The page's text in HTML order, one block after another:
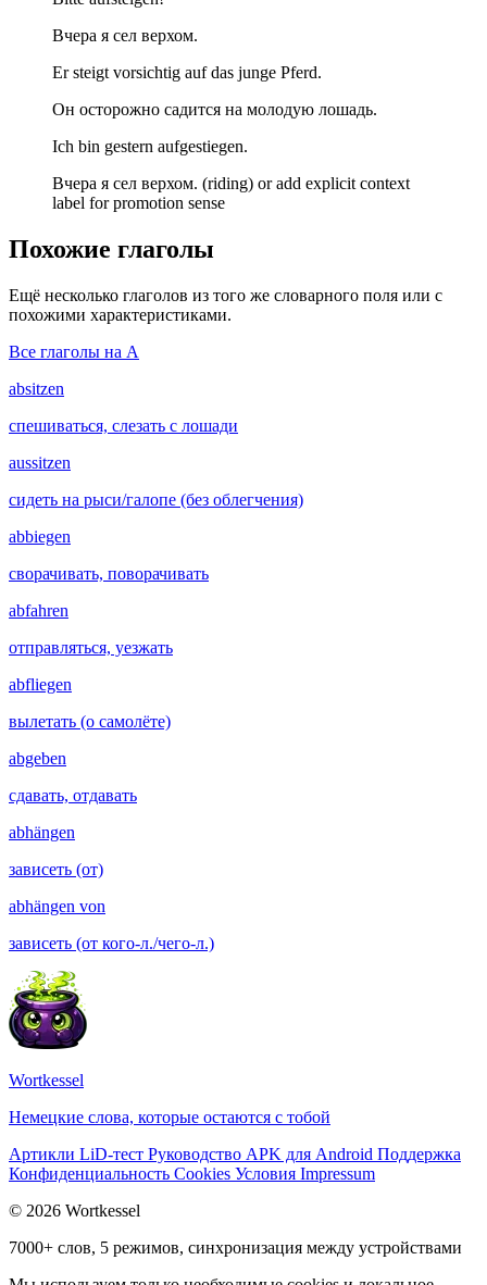
Вчера я сел верхом.
Er steigt vorsichtig auf das junge Pferd.
Он осторожно садится на молодую лошадь.
Ich bin gestern aufgestiegen.
Вчера я сел верхом. (riding) or add explicit context
label for promotion sense
Похожие глаголы
Ещё несколько глаголов из того же словарного поля или с
похожими характеристиками.
Все глаголы на A
absitzen
спешиваться, слезать с лошади
aussitzen
сидеть на рыси/галопе (без облегчения)
abbiegen
сворачивать, поворачивать
abfahren
отправляться, уезжать
abfliegen
вылетать (о самолёте)
abgeben
сдавать, отдавать
abhängen
зависеть (от)
abhängen von
зависеть (от кого-л./чего-л.)
Wortkessel
Немецкие слова, которые остаются с тобой
Артикли LiD-тест Руководство APK для Android Поддержка
Конфиденциальность Cookies Условия Impressum
© 2026 Wortkessel
7000+ слов, 5 режимов, синхронизация между устройствами